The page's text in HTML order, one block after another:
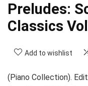
Preludes:
Classics
Add to wishlist
(Piano Collection).